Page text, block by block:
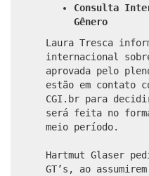
Consulta
Gênero
Laura Tresca
internacional
aprovada pelo
estão em contato
CGI.br para
será feita no
meio período.
Hartmut Glaser
GT’s, ao